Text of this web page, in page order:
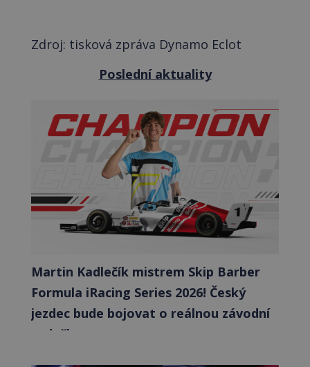
Zdroj: tisková zpráva Dynamo Eclot
Poslední aktuality
Martin Kadlečík mistrem Skip Barber
Formula iRacing Series 2026! Český
jezdec bude bojovat o reálnou závodní
sedačku